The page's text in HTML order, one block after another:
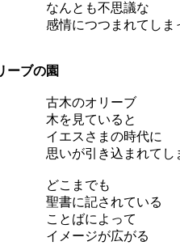
とも不思議な
につつまれてしま
ーブの園
木のオリーブ
を見ていると
スさまの時代に
が引き込まれてしま
こまでも
に記されている
とばによって
ージが広がる